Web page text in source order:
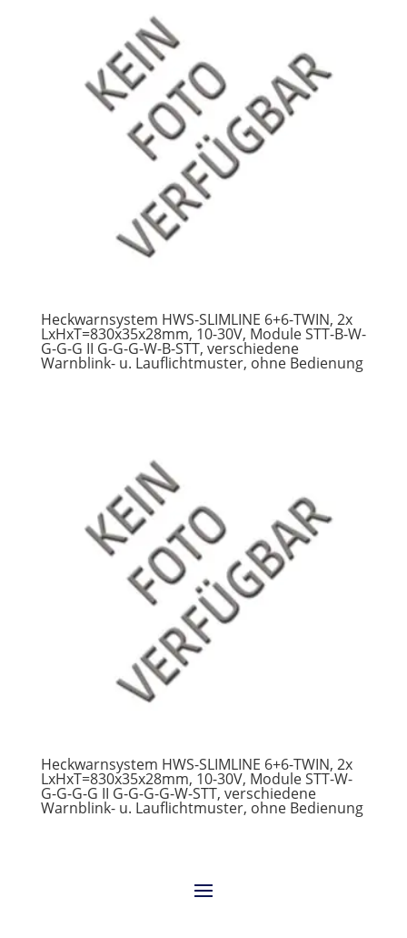
Heckwarnsystem HWS-SLIMLINE 6+6-TWIN, 2x
LxHxT=830x35x28mm, 10-30V, Module STT-B-W-
G-G-G II G-G-G-W-B-STT, verschiedene
Warnblink- u. Lauflichtmuster, ohne Bedienung
Heckwarnsystem HWS-SLIMLINE 6+6-TWIN, 2x
LxHxT=830x35x28mm, 10-30V, Module STT-W-
G-G-G-G II G-G-G-G-W-STT, verschiedene
Warnblink- u. Lauflichtmuster, ohne Bedienung